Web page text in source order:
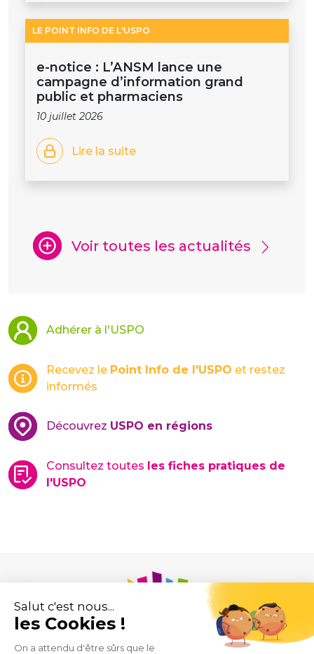
LE POINT INFO DE L'USPO
e-notice : L’ANSM lance une
campagne d’information grand
public et pharmaciens
10 juillet 2026
Lire la suite
Voir toutes les actualités
Adhérer à l'USPO
Recevez le Point Info de l'USPO et restez
informés
Découvrez USPO en régions
Consultez toutes les fiches pratiques de
l'USPO